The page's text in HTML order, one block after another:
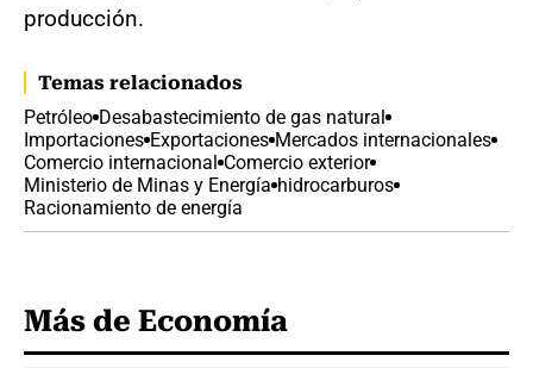
producción.
Temas relacionados
Petróleo Desabastecimiento de gas natural
Importaciones Exportaciones Mercados internacionales
Comercio internacional Comercio exterior
Ministerio de Minas y Energía hidrocarburos
Racionamiento de energía
Más de Economía